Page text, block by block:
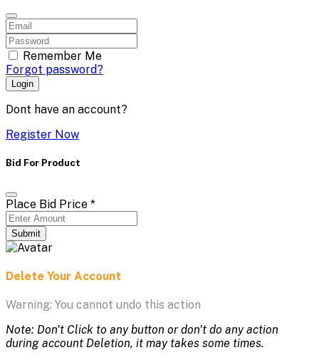
Remember Me
Forgot password?
Login
Dont have an account?
Register Now
Bid For Product
Place Bid Price *
Submit
Delete Your Account
Warning: You cannot undo this action
Note: Don't Click to any button or don't do any action
during account Deletion, it may takes some times.